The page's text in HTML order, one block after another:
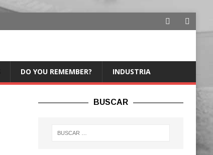
DO YOU REMEMBER? INDUSTRIA
BUSCAR